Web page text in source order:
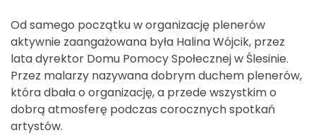
Od samego początku w organizację plenerów
aktywnie zaangażowana była Halina Wójcik, przez
lata dyrektor Domu Pomocy Społecznej w Ślesinie.
Przez malarzy nazywana dobrym duchem plenerów,
która dbała o organizację, a przede wszystkim o
dobrą atmosferę podczas corocznych spotkań
artystów.